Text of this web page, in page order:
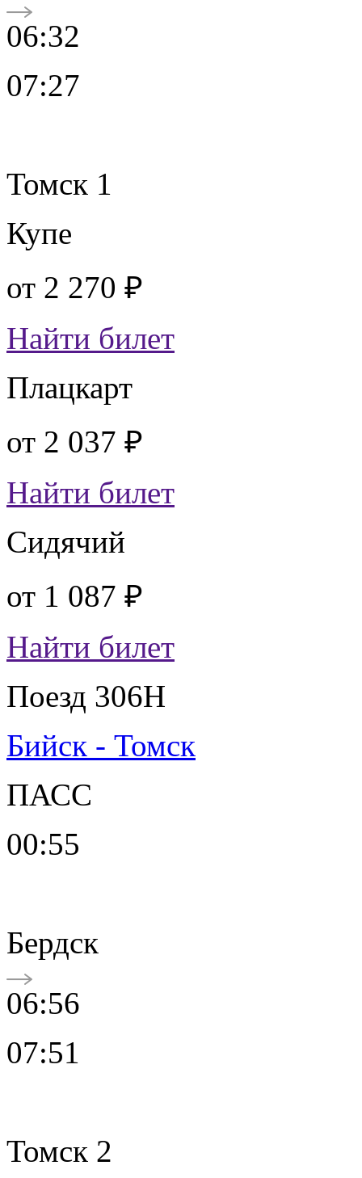
06:32
07:27
Томск 1
Купе
от 2 270 ₽
Найти билет
Плацкарт
от 2 037 ₽
Найти билет
Сидячий
от 1 087 ₽
Найти билет
Поезд 306Н
Бийск - Томск
ПАСС
00:55
Бердск
06:56
07:51
Томск 2